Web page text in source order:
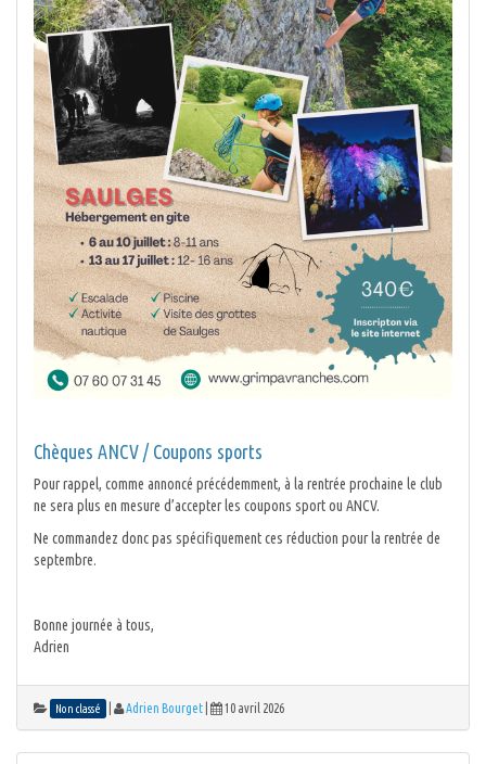
Chèques ANCV / Coupons sports
Pour rappel, comme annoncé précédemment, à la rentrée prochaine le club
ne sera plus en mesure d’accepter les coupons sport ou ANCV.
Ne commandez donc pas spécifiquement ces réduction pour la rentrée de
septembre.
Bonne journée à tous,
Adrien
Non classé Adrien Bourget 10 avril 2026